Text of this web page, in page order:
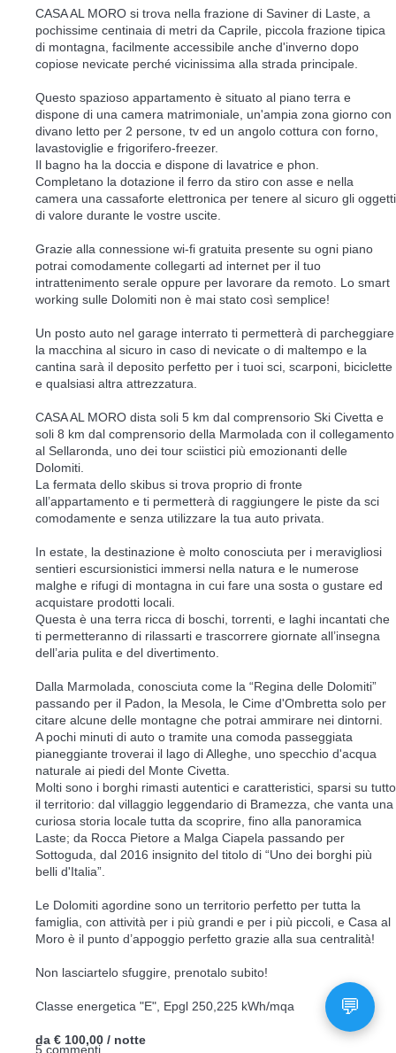
CASA AL MORO si trova nella frazione di Saviner di Laste, a
pochissime centinaia di metri da Caprile, piccola frazione tipica
di montagna, facilmente accessibile anche d'inverno dopo
copiose nevicate perché vicinissima alla strada principale.
Questo spazioso appartamento è situato al piano terra e
dispone di una camera matrimoniale, un'ampia zona giorno con
divano letto per 2 persone, tv ed un angolo cottura con forno,
lavastoviglie e frigorifero-freezer.
Il bagno ha la doccia e dispone di lavatrice e phon.
Completano la dotazione il ferro da stiro con asse e nella
camera una cassaforte elettronica per tenere al sicuro gli oggetti
di valore durante le vostre uscite.
Grazie alla connessione wi-fi gratuita presente su ogni piano
potrai comodamente collegarti ad internet per il tuo
intrattenimento serale oppure per lavorare da remoto. Lo smart
working sulle Dolomiti non è mai stato così semplice!
Un posto auto nel garage interrato ti permetterà di parcheggiare
la macchina al sicuro in caso di nevicate o di maltempo e la
cantina sarà il deposito perfetto per i tuoi sci, scarponi, biciclette
e qualsiasi altra attrezzatura.
CASA AL MORO dista soli 5 km dal comprensorio Ski Civetta e
soli 8 km dal comprensorio della Marmolada con il collegamento
al Sellaronda, uno dei tour sciistici più emozionanti delle
Dolomiti.
La fermata dello skibus si trova proprio di fronte
all’appartamento e ti permetterà di raggiungere le piste da sci
comodamente e senza utilizzare la tua auto privata.
In estate, la destinazione è molto conosciuta per i meravigliosi
sentieri escursionistici immersi nella natura e le numerose
malghe e rifugi di montagna in cui fare una sosta o gustare ed
acquistare prodotti locali.
Questa è una terra ricca di boschi, torrenti, e laghi incantati che
ti permetteranno di rilassarti e trascorrere giornate all’insegna
dell’aria pulita e del divertimento.
Dalla Marmolada, conosciuta come la “Regina delle Dolomiti”
passando per il Padon, la Mesola, le Cime d'Ombretta solo per
citare alcune delle montagne che potrai ammirare nei dintorni.
A pochi minuti di auto o tramite una comoda passeggiata
pianeggiante troverai il lago di Alleghe, uno specchio d'acqua
naturale ai piedi del Monte Civetta.
Molti sono i borghi rimasti autentici e caratteristici, sparsi su tutto
il territorio: dal villaggio leggendario di Bramezza, che vanta una
curiosa storia locale tutta da scoprire, fino alla panoramica
Laste; da Rocca Pietore a Malga Ciapela passando per
Sottoguda, dal 2016 insignito del titolo di “Uno dei borghi più
belli d'Italia”.
Le Dolomiti agordine sono un territorio perfetto per tutta la
famiglia, con attività per i più grandi e per i più piccoli, e Casa al
Moro è il punto d’appoggio perfetto grazie alla sua centralità!
Non lasciartelo sfuggire, prenotalo subito!
Classe energetica "E", Epgl 250,225 kWh/mqa
5 commenti
da € 100,00 / notte